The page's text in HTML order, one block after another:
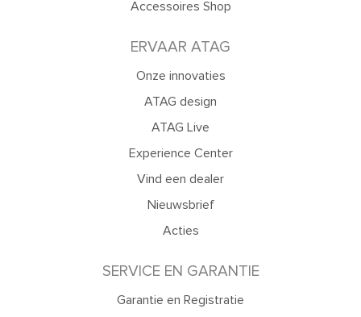
Accessoires Shop
ERVAAR ATAG
Onze innovaties
ATAG design
ATAG Live
Experience Center
Vind een dealer
Nieuwsbrief
Acties
SERVICE EN GARANTIE
Garantie en Registratie